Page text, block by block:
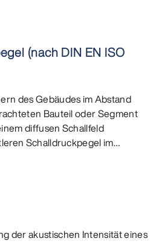
(nach DIN EN ISO
des Gebäudes im Abstand
Bauteil oder Segment
diffusen Schallfeld
Schalldruckpegel im
der akustischen Intensität eines